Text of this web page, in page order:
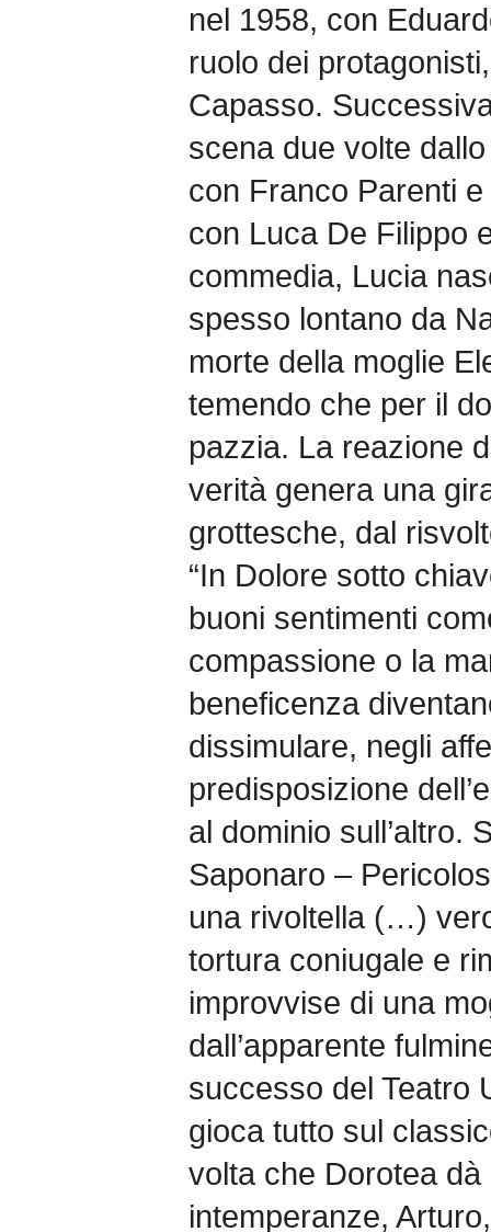
nel 1958, con
ruolo dei
Capasso.
scena due volte
con Franco Parenti
con Luca De Filippo
commedia, Lucia
spesso lontano da
morte della moglie
temendo che per il
pazzia. La reazione
verità genera una
grottesche, dal
“In Dolore sotto
buoni sentimenti
compassione o la
beneficenza
dissimulare, negli
predisposizione
al dominio sull’altro.
Saponaro –
una rivoltella (…)
tortura coniugale e
improvvise di una
dall’apparente
successo del Teatro
gioca tutto sul
volta che Dorotea
intemperanze,